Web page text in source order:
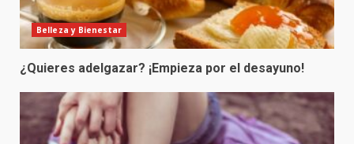
Belleza y Bienestar
¿Quieres adelgazar? ¡Empieza por el desayuno!